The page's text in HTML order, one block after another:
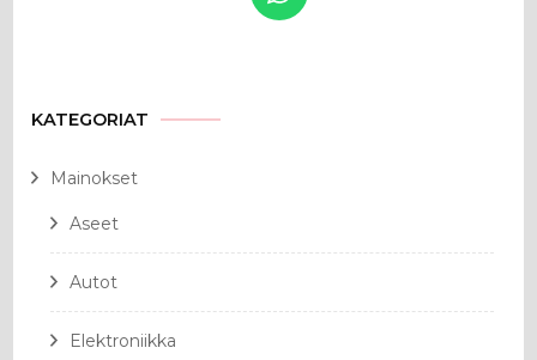
KATEGORIAT
Mainokset
Aseet
Autot
Elektroniikka